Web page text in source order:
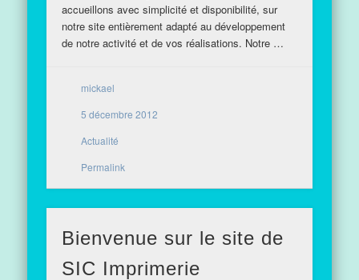
accueillons avec simplicité et disponibilité, sur
notre site entièrement adapté au développement
de notre activité et de vos réalisations. Notre …
mickael
5 décembre 2012
Actualité
Permalink
Bienvenue sur le site de
SIC Imprimerie